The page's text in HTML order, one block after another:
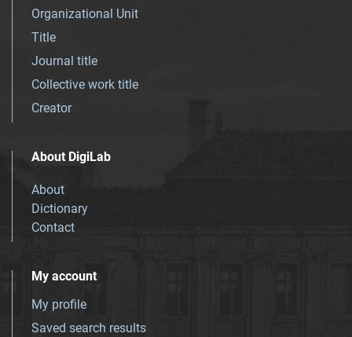
Organizational Unit
Title
Journal title
Collective work title
Creator
About DigiLab
About
Dictionary
Contact
My account
My profile
Saved search results